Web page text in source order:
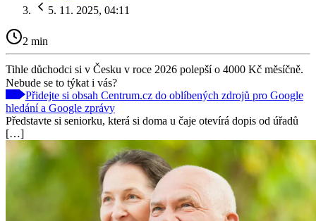
5. 11. 2025, 04:11
2 min
Tihle důchodci si v Česku v roce 2026 polepší o 4000 Kč měsíčně.
Nebude se to týkat i vás?
Přidejte si obsah Centrum.cz do oblíbených zdrojů pro Google
hledání a Google zprávy
Představte si seniorku, která si doma u čaje otevírá dopis od úřadů
[…]